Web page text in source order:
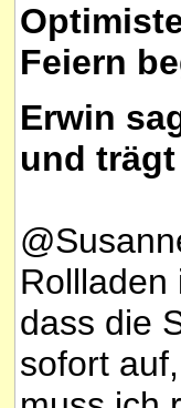
Feiern
Erwin
und
Rollladen
dass die
sofort